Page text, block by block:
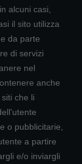
alcuni casi,
il sito utilizza
da parte
di servizi
nel
anche
che li
o pubblicitarie,
a partire
e/o inviargli